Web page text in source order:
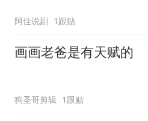
阿佳说剧 1跟贴
画画老爸是有天赋的
狗圣哥剪辑 1跟贴